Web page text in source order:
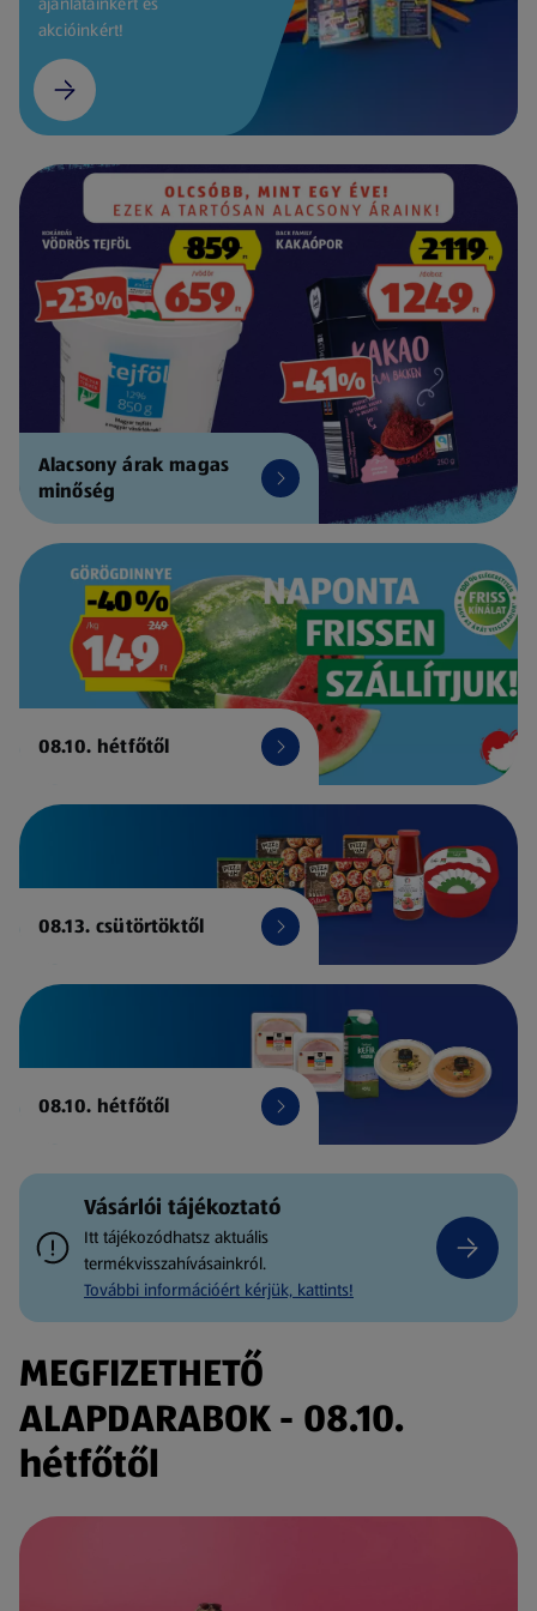
akcióinkért!
Alacsony árak magas
minőség
08.10. hétfőtől
08.13. csütörtöktől
08.10. hétfőtől
Vásárlói tájékoztató
Itt tájékozódhatsz aktuális
termékvisszahívásainkról.
További információért kérjük, kattints!
MEGFIZETHETŐ
ALAPDARABOK - 08.10.
hétfőtől